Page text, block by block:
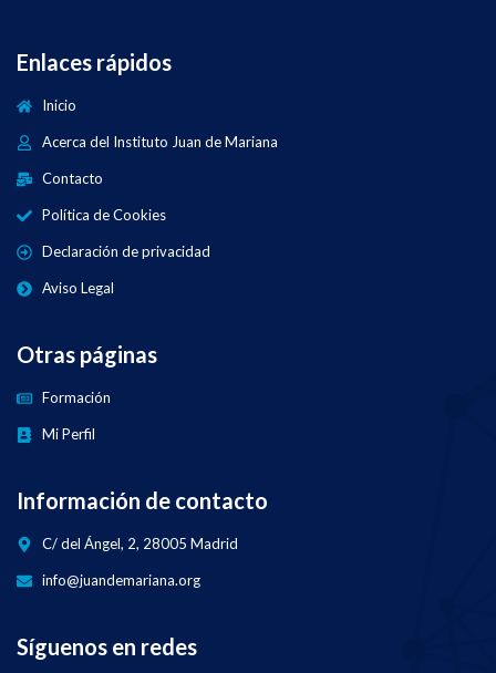
Enlaces rápidos
Inicio
Acerca del Instituto Juan de Mariana
Contacto
Política de Cookies
Declaración de privacidad
Aviso Legal
Otras páginas
Formación
Mi Perfil
Información de contacto
C/ del Ángel, 2, 28005 Madrid
info@juandemariana.org
Síguenos en redes